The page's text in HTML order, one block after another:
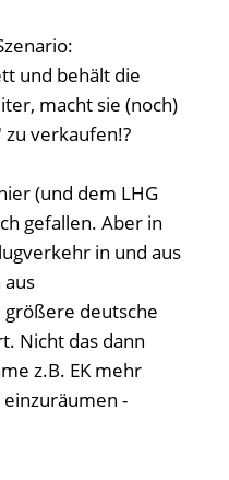
und behält die
macht sie (noch)
verkaufen!?
(und dem LHG
gefallen. Aber in
in und aus
aus
deutsche
Nicht das dann
z.B. EK mehr
-